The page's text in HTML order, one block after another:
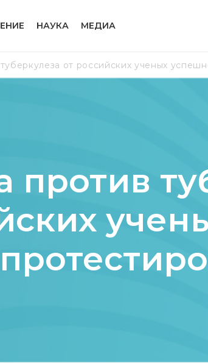
НАУКА МЕДИА
от российских ученых
против